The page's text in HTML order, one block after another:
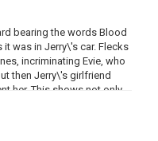
bearing the words Blood
was in Jerry\'s car. Flecks
incriminating Evie, who
then Jerry\'s girlfriend
her. This shows not only
Henderson was having